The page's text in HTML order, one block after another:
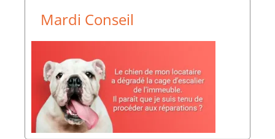
Mardi Conseil